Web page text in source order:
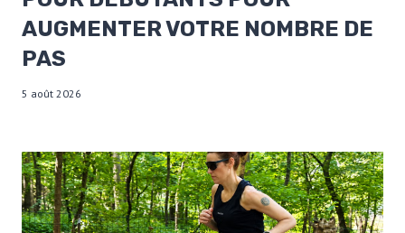
AUGMENTER VOTRE NOMBRE DE
PAS
5 août 2026